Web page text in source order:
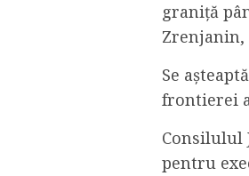
graniță
Zrenjanin,
Se
frontierei
Consilulul
pentru